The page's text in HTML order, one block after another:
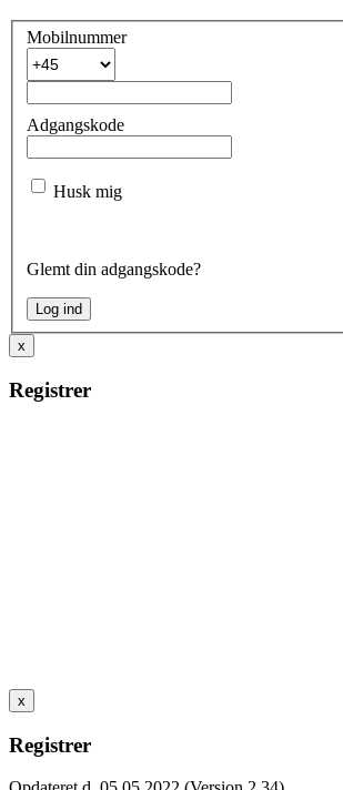
Mobilnummer
Adgangskode
Husk mig
Glemt din adgangskode?
x
Registrer
x
Registrer